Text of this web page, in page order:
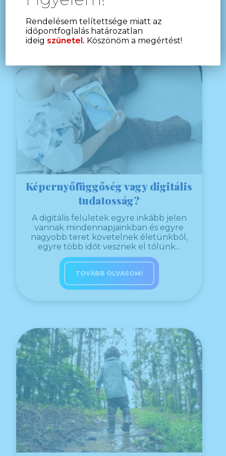
Képernyőfüggőség vagy digitális
tudatosság?
A digitális felületek egyre inkább jelen
vannak mindennapjainkban és egyre
nagyobb teret követelnek életünkből,
egyre több időt vesznek el tőlünk...
TOVÁBB OLVASOM!
Rendelésem telítettsége miatt az
időpontfoglalás határozatlan
ideig szünetel. Köszönöm a megértést!